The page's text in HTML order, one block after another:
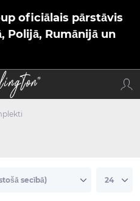
oficiālais pārstāvis
Polijā, Rumānijā un